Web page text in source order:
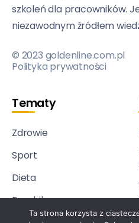
szkoleń dla pracowników.
niezawodnym źródłem
© 2023 goldenline.com.pl
Polityka prywatności
Tematy
Zdrowie
Sport
Dieta
Psychika
Ta strona korzysta z